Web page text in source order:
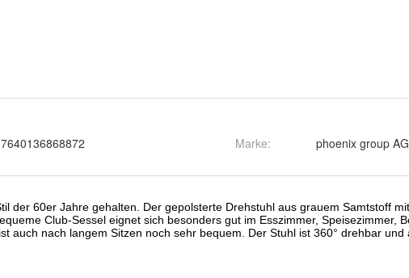
7640136868872 Marke: phoenix group AG